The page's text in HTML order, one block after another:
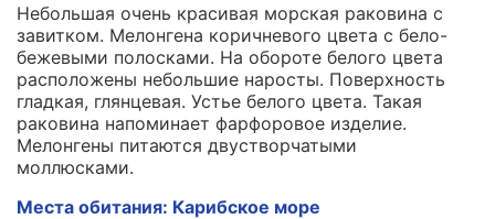
Небольшая очень красивая морская раковина с
завитком. Мелонгена коричневого цвета с бело-
бежевыми полосками. На обороте белого цвета
расположены небольшие наросты. Поверхность
гладкая, глянцевая. Устье белого цвета. Такая
раковина напоминает фарфоровое изделие.
Мелонгены питаются двустворчатыми
моллюсками.
Места обитания: Карибское море